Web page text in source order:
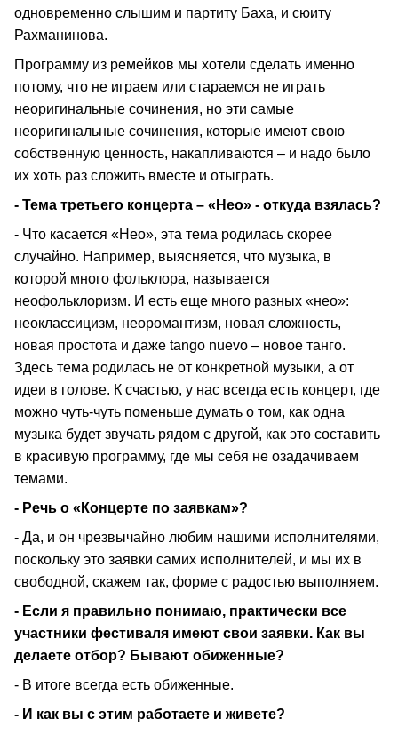
одновременно слышим и партиту Баха, и сюиту
Рахманинова.
Программу из ремейков мы хотели сделать именно
потому, что не играем или стараемся не играть
неоригинальные сочинения, но эти самые
неоригинальные сочинения, которые имеют свою
собственную ценность, накапливаются – и надо было
их хоть раз сложить вместе и отыграть.
- Тема третьего концерта – «Нео» - откуда взялась?
- Что касается «Нео», эта тема родилась скорее
случайно. Например, выясняется, что музыка, в
которой много фольклора, называется
неофольклоризм. И есть еще много разных «нео»:
неоклассицизм, неоромантизм, новая сложность,
новая простота и даже tango nuevo – новое танго.
Здесь тема родилась не от конкретной музыки, а от
идеи в голове. К счастью, у нас всегда есть концерт, где
можно чуть-чуть поменьше думать о том, как одна
музыка будет звучать рядом с другой, как это составить
в красивую программу, где мы себя не озадачиваем
темами.
- Речь о «Концерте по заявкам»?
- Да, и он чрезвычайно любим нашими исполнителями,
поскольку это заявки самих исполнителей, и мы их в
свободной, скажем так, форме с радостью выполняем.
- Если я правильно понимаю, практически все
участники фестиваля имеют свои заявки. Как вы
делаете отбор? Бывают обиженные?
- В итоге всегда есть обиженные.
- И как вы с этим работаете и живете?